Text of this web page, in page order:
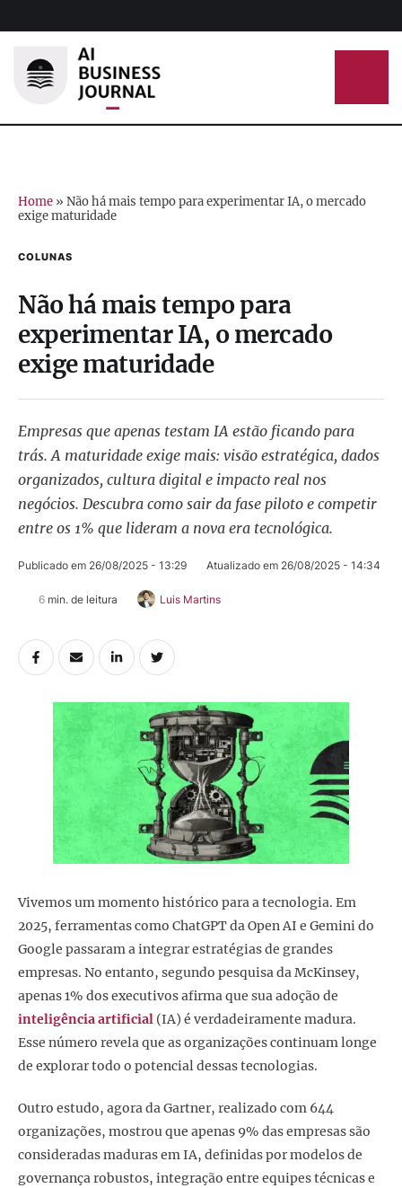
Home » Não há mais tempo para experimentar IA, o mercado
exige maturidade
COLUNAS
Não há mais tempo para
experimentar IA, o mercado
exige maturidade
Empresas que apenas testam IA estão ficando para
trás. A maturidade exige mais: visão estratégica, dados
organizados, cultura digital e impacto real nos
negócios. Descubra como sair da fase piloto e competir
entre os 1% que lideram a nova era tecnológica.
Publicado em 26/08/2025 - 13:29 Atualizado em 26/08/2025 - 14:34
6 min. de leitura Luis Martins
Vivemos um momento histórico para a tecnologia. Em
2025, ferramentas como ChatGPT da Open AI e Gemini do
Google passaram a integrar estratégias de grandes
empresas. No entanto, segundo pesquisa da McKinsey,
apenas 1% dos executivos afirma que sua adoção de
inteligência artificial (IA) é verdadeiramente madura.
Esse número revela que as organizações continuam longe
de explorar todo o potencial dessas tecnologias.
Outro estudo, agora da Gartner, realizado com 644
organizações, mostrou que apenas 9% das empresas são
consideradas maduras em IA, definidas por modelos de
governança robustos, integração entre equipes técnicas e